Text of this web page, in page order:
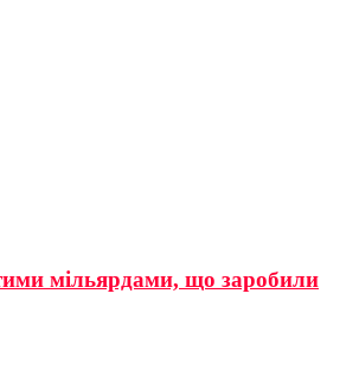
тими мільярдами, що заробили